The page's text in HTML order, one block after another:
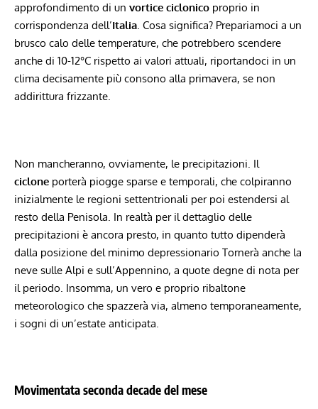
approfondimento di un vortice ciclonico proprio in
corrispondenza dell’Italia. Cosa significa? Prepariamoci a un
brusco calo delle temperature, che potrebbero scendere
anche di 10-12°C rispetto ai valori attuali, riportandoci in un
clima decisamente più consono alla primavera, se non
addirittura frizzante.
Non mancheranno, ovviamente, le precipitazioni. Il
ciclone porterà piogge sparse e temporali, che colpiranno
inizialmente le regioni settentrionali per poi estendersi al
resto della Penisola. In realtà per il dettaglio delle
precipitazioni è ancora presto, in quanto tutto dipenderà
dalla posizione del minimo depressionario Tornerà anche la
neve sulle Alpi e sull’Appennino, a quote degne di nota per
il periodo. Insomma, un vero e proprio ribaltone
meteorologico che spazzerà via, almeno temporaneamente,
i sogni di un’estate anticipata.
Movimentata seconda decade del mese